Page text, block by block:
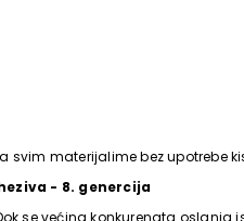
svim materijalime bez upotrebe
- 8. genercija